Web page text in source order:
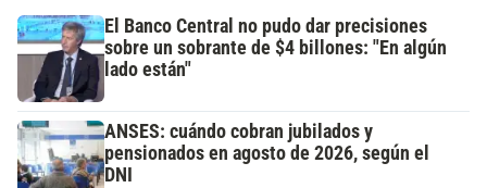
El Banco Central no pudo dar precisiones
sobre un sobrante de $4 billones: "En algún
lado están"
ANSES: cuándo cobran jubilados y
pensionados en agosto de 2026, según el
DNI